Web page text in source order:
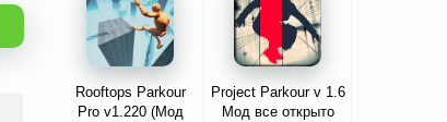
Rooftops Parkour
Pro v1.220 (Мод
Project Parkour v 1.6
Мод все открыто